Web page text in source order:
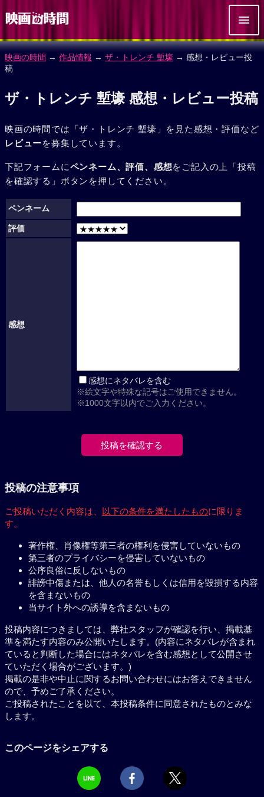
映画の時間 → 作品情報 → ザ・トレンチ 塹壕 → 感想・レビュー投
稿
ザ・トレンチ 塹壕 感想・レビュー投稿
映画の時間では「ザ・トレンチ 塹壕」を見た感想・評価など
レビューを募集しています。
下記フォームにペンネーム、評価、感想をご記入の上「投稿
を確認する」ボタンを押してください。
ペンネーム
評価
感想
感想にネタバレを含む
※絵文字や特殊な記号はご使用できません。
※1000文字以内でご入力ください。
投稿の注意事項
ご投稿いただく内容は、 以下の条件を満たしたものに限りま
す。
著作権、肖像権等第三者の権利を侵害していないもの
第三者のプライバシーを侵害していないもの
公序良俗に反しないもの
誹謗中傷または、他人の名誉もしくは信用を毀損する内容
を含まないもの
当サイト外への誘導を含まないもの
投稿内容につきましては、弊社スタッフが確認を行い、掲載基
準を満たす内容のみ公開いたします。(内容にネタバレが含まれ
ていると判断した場合にはネタバレを含む感想として公開させ
ていただく場合がございます。)
掲載の是非や中止に関するお問い合わせにはお答えできません
ので、予めご了承ください。
ご投稿されたことを以て、本投稿条件に同意されたものとみな
します。
このページをシェアする